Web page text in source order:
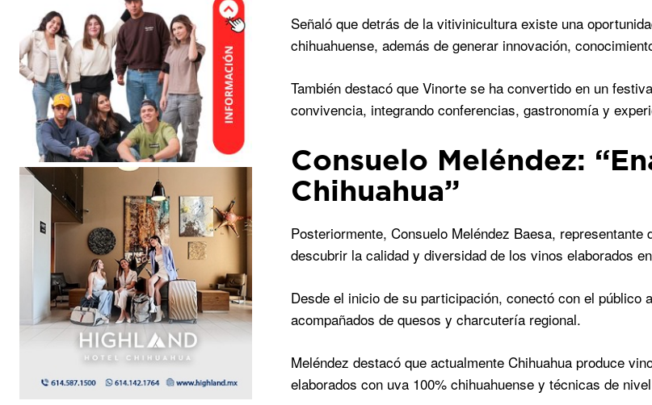
Señaló que detrás de la vitivinicultura existe una
chihuahuense, además de generar innovación,
También destacó que Vinorte se ha convertido en un
convivencia, integrando conferencias, gastronomía y
Consuelo Meléndez:
Chihuahua”
Posteriormente, Consuelo Meléndez Baesa,
descubrir la calidad y diversidad de los vinos elaborados
Desde el inicio de su participación, conectó con el
acompañados de quesos y charcutería regional.
Meléndez destacó que actualmente Chihuahua produce
elaborados con uva 100% chihuahuense y técnicas de